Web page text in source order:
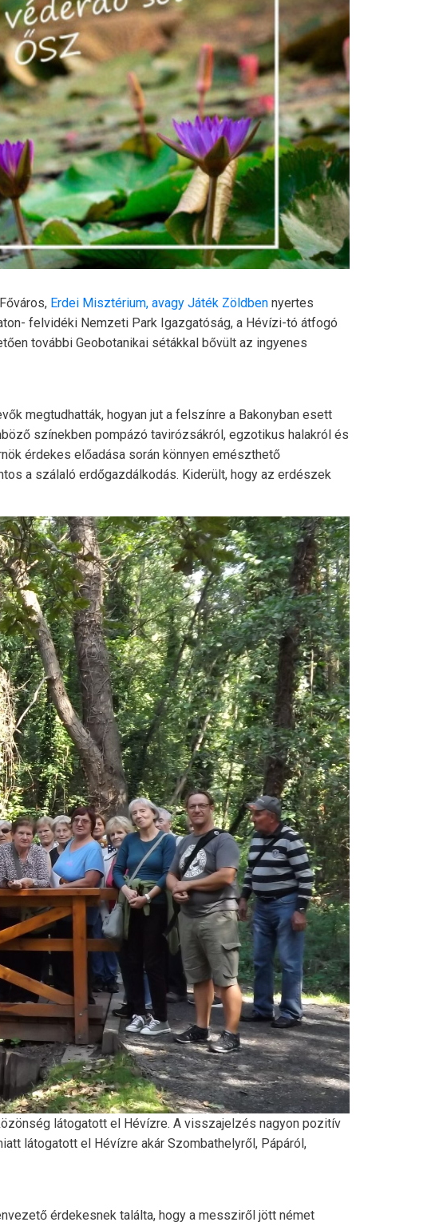
Erdei Misztérium, avagy Játék Zöldben nyertes
felvidéki Nemzeti Park Igazgatóság, a Hévízi-tó átfogó
további Geobotanikai sétákkal bővült az ingyenes
megtudhatták, hogyan jut a felszínre a Bakonyban esett
színekben pompázó tavirózsákról, egzotikus halakról és
érdekes előadása során könnyen emészthető
a szálaló erdőgazdálkodás. Kiderült, hogy az erdészek
látogatott el Hévízre. A visszajelzés nagyon pozitív
látogatott el Hévízre akár Szombathelyről, Pápáról,
érdekesnek találta, hogy a messziről jött német